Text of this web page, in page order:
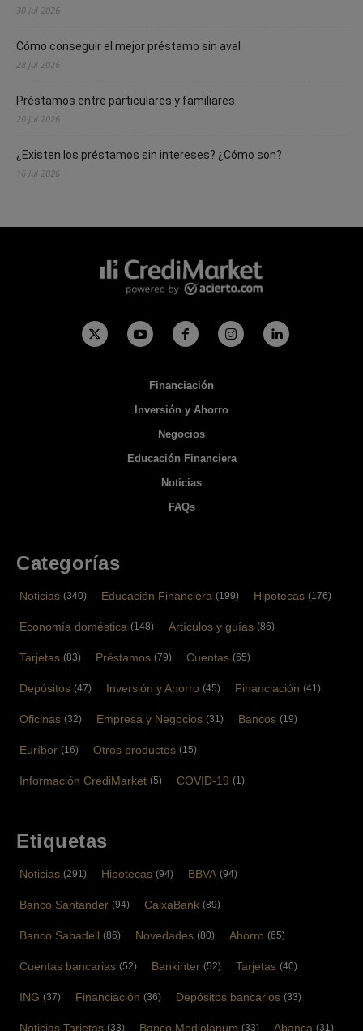
30 Jul 2026
Cómo conseguir el mejor préstamo sin aval
28 Jul 2026
Préstamos entre particulares y familiares
20 Jul 2026
¿Existen los préstamos sin intereses? ¿Cómo son?
16 Jul 2026
Financiación
Inversión y Ahorro
Negocios
Educación Financiera
Noticias
FAQs
Categorías
Noticias (340) Educación Financiera (199) Hipotecas (176)
Economía doméstica (148) Artículos y guías (86)
Tarjetas (83) Préstamos (79) Cuentas (65)
Depósitos (47) Inversión y Ahorro (45) Financiación (41)
Oficinas (32) Empresa y Negocios (31) Bancos (19)
Euríbor (16) Otros productos (15)
Información CrediMarket (5) COVID-19 (1)
Etiquetas
Noticias (291) Hipotecas (94) BBVA (94)
Banco Santander (94) CaixaBank (89)
Banco Sabadell (86) Novedades (80) Ahorro (65)
Cuentas bancarias (52) Bankinter (52) Tarjetas (40)
ING (37) Financiación (36) Depósitos bancarios (33)
Noticias Tarjetas (33) Banco Mediolanum (33) Abanca (31)